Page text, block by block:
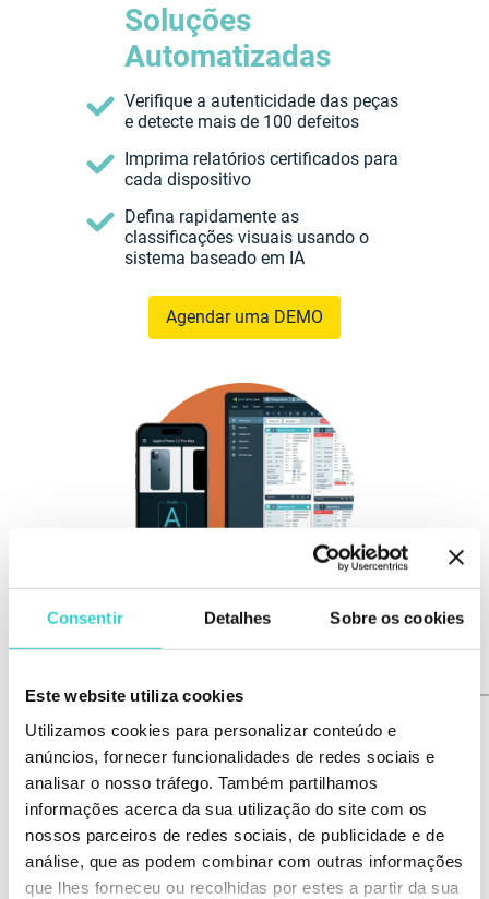
Consentir Detalhes Sobre os cookies
Este website utiliza cookies
Utilizamos cookies para personalizar conteúdo e
anúncios, fornecer funcionalidades de redes sociais e
analisar o nosso tráfego. Também partilhamos
informações acerca da sua utilização do site com os
nossos parceiros de redes sociais, de publicidade e de
análise, que as podem combinar com outras informações
que lhes forneceu ou recolhidas por estes a partir da sua
Soluções
Automatizadas
Verifique a autenticidade das peças
e detecte mais de 100 defeitos
Imprima relatórios certificados para
cada dispositivo
Defina rapidamente as
classificações visuais usando o
sistema baseado em IA
Agendar uma DEMO
Ecossistema All-in-
One
Solução fácil de usar com serviços
interconectados
Não há necessidade de usar
nenhum equipamento específico,